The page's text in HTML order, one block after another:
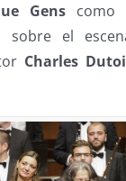
Gens como
sobre el
Charles